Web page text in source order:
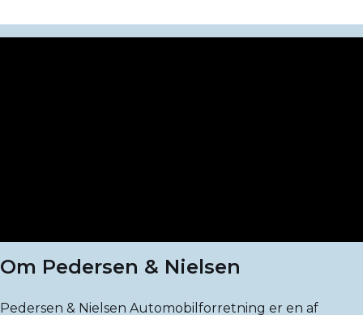
Om Pedersen & Nielsen
Pedersen & Nielsen Automobilforretning er en af